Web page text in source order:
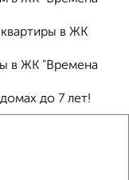
в ЖК
в ЖК "Времена
до 7 лет!